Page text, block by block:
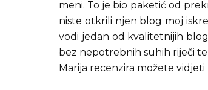
meni. To je bio paketić od
niste otkrili njen blog moj
vodi jedan od kvalitetnijih
bez nepotrebnih suhih riječi
Marija recenzira možete